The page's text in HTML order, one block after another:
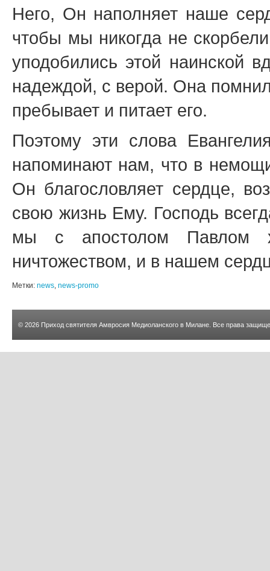
Него, Он наполняет наше
чтобы мы никогда не
уподобились этой наинской
надеждой, с верой. Она
пребывает и питает его.
Поэтому эти слова
напоминают нам, что в
Он благословляет сердце,
свою жизнь Ему. Господь
мы с апостолом Павлом
ничтожеством, и в нашем
Метки: news, news-promo
© 2026 Приход святителя Амвросия Медиоланского в Милане . Все права